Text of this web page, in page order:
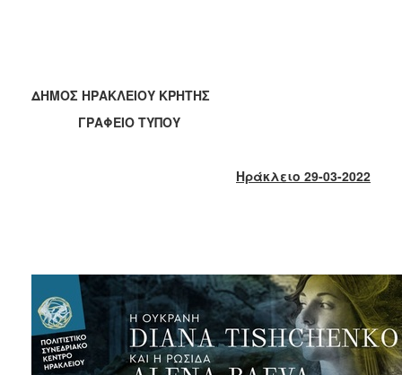
2016
2015
ΤΟΠΟΣ
ΔΗΜΟΣ ΗΡΑΚΛΕΙΟΥ ΚΡΗΤΗΣ
ΓΡΑΦΕΙΟ ΤΥΠΟΥ
Ηράκλειο 29-03-2022